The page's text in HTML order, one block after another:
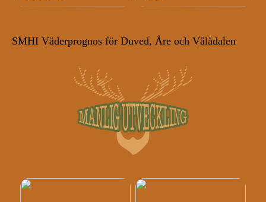
SMHI Väderprognos för Duved, Åre och Vålådalen